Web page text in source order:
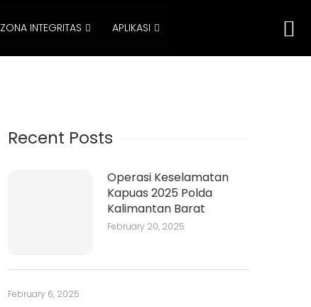
ZONA INTEGRITAS APLIKASI
Recent Posts
Operasi Keselamatan
Kapuas 2025 Polda
Kalimantan Barat
February 20, 2025
February 6, 2025